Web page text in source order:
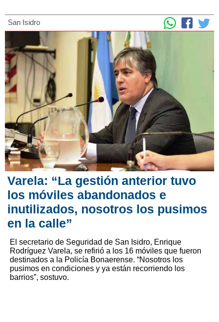
San Isidro
Varela: “La gestión anterior tuvo
los móviles abandonados e
inutilizados, nosotros los pusimos
en la calle”
El secretario de Seguridad de San Isidro, Enrique
Rodríguez Varela, se refirió a los 16 móviles que fueron
destinados a la Policía Bonaerense. “Nosotros los
pusimos en condiciones y ya están recorriendo los
barrios”, sostuvo.